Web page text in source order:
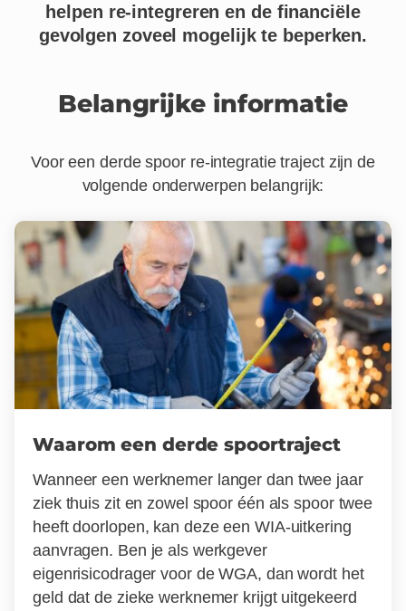
helpen re-integreren en de financiële
gevolgen zoveel mogelijk te beperken.
Belangrijke informatie
Voor eenderde spoor re-integratie trajectzijn de
volgende onderwerpen belangrijk:
Waarom een derde spoortraject
Wanneer een werknemer langer dan twee jaar
ziek thuis zit en zowel spoor één als spoor twee
heeft doorlopen, kan deze een WIA-uitkering
aanvragen. Ben je als werkgever
eigenrisicodrager voor de WGA, dan wordt het
geld dat de zieke werknemer krijgt uitgekeerd